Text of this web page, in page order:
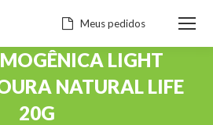
Meus pedidos
LIGHT
NATURAL LIFE
20G